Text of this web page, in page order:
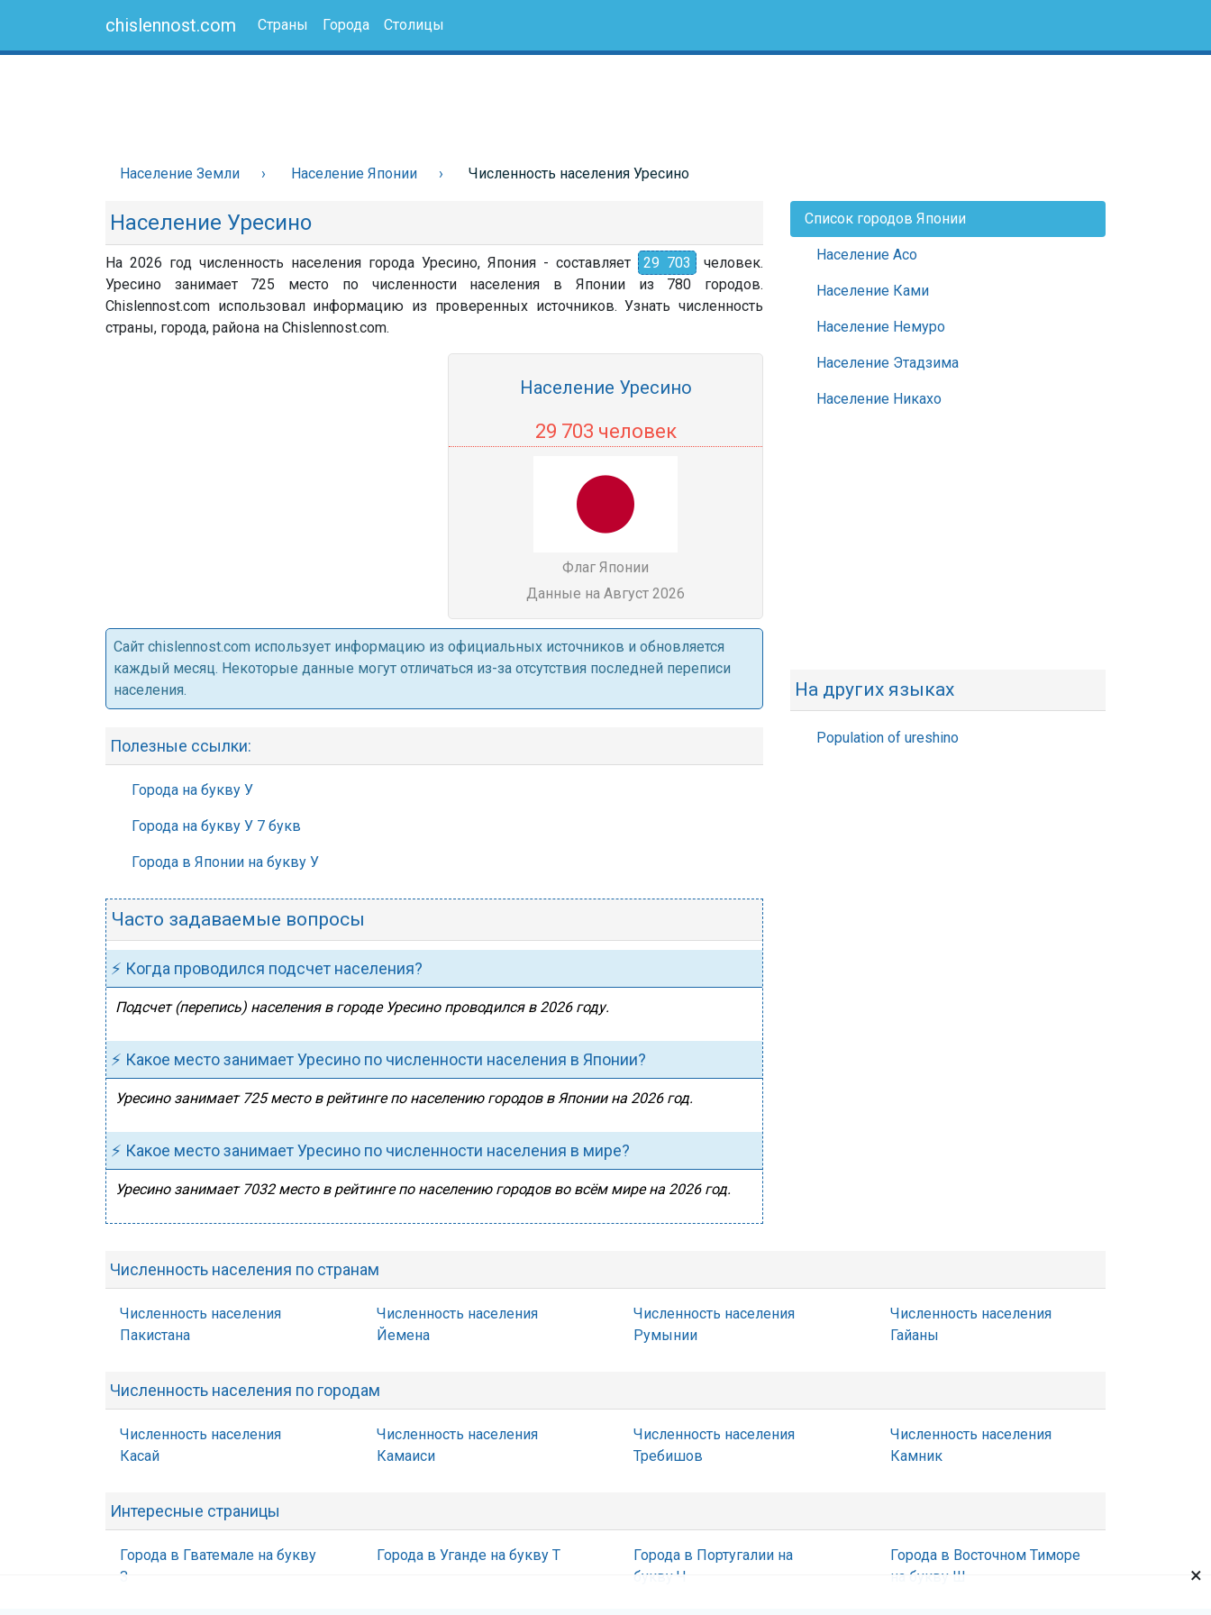
chislennost.com Страны Города Столицы
Население Земли Население Японии Численность населения Уресино
Население Уресино
На 2026 год численность населения города Уресино, Япония - составляет 29 703
человек.
Уресино занимает 725 место по численности населения в Японии из 780 городов.
Chislennost.com использовал информацию из проверенных источников. Узнать численность
страны, города, района на Chislennost.com.
Население Уресино
29 703 человек
Флаг Японии
Данные на Август 2026
Cайт chislennost.com использует информацию из официальных источников и обновляется
каждый месяц. Некоторые данные могут отличаться из-за отсутствия последней переписи
населения.
Полезные ссылки:
Города на букву У
Города на букву У 7 букв
Города в Японии на букву У
Часто задаваемые вопросы
⚡ Когда проводился подсчет населения?
Подсчет (перепись) населения в городе Уресино проводился в 2026 году.
⚡ Какое место занимает Уресино по численности населения в Японии?
Уресино занимает 725 место в рейтинге по населению городов в Японии на 2026 год.
⚡ Какое место занимает Уресино по численности населения в мире?
Уресино занимает 7032 место в рейтинге по населению городов во всём мире на 2026 год.
Список городов Японии
Население Асо
Население Ками
Население Немуро
Население Этадзима
Население Никахо
На других языках
Population of ureshino
Численность населения по странам
Численность населения
Пакистана
Численность населения
Йемена
Численность населения
Румынии
Численность населения
Гайаны
Численность населения по городам
Численность населения
Касай
Численность населения
Камаиси
Численность населения
Требишов
Численность населения
Камник
Интересные страницы
Города в Гватемале на букву
З
Города в Уганде на букву Т
Города в Португалии на
букву Ч
Города в Восточном Тиморе
на букву Ш
×